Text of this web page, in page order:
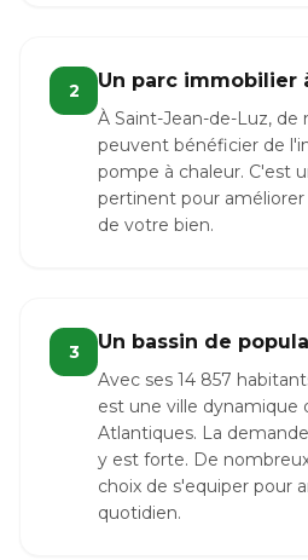
2 Un parc immobilier
À Saint-Jean-de-Luz,
peuvent bénéficier de
pompe à chaleur. C'est
pertinent pour
de votre bien.
3 Un bassin de
Avec ses 14 857
est une ville dynamique
Atlantiques. La
y est forte. De
choix de s'equiper pour
quotidien.